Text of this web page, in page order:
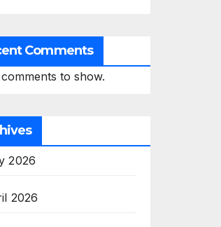
Comments
to show.
2026
2026